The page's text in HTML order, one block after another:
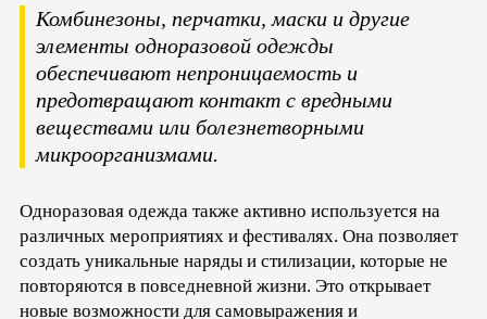
Комбинезоны, перчатки, маски и другие
элементы одноразовой одежды
обеспечивают непроницаемость и
предотвращают контакт с вредными
веществами или болезнетворными
микроорганизмами.
Одноразовая одежда также активно используется на
различных мероприятиях и фестивалях. Она позволяет
создать уникальные наряды и стилизации, которые не
повторяются в повседневной жизни. Это открывает
новые возможности для самовыражения и